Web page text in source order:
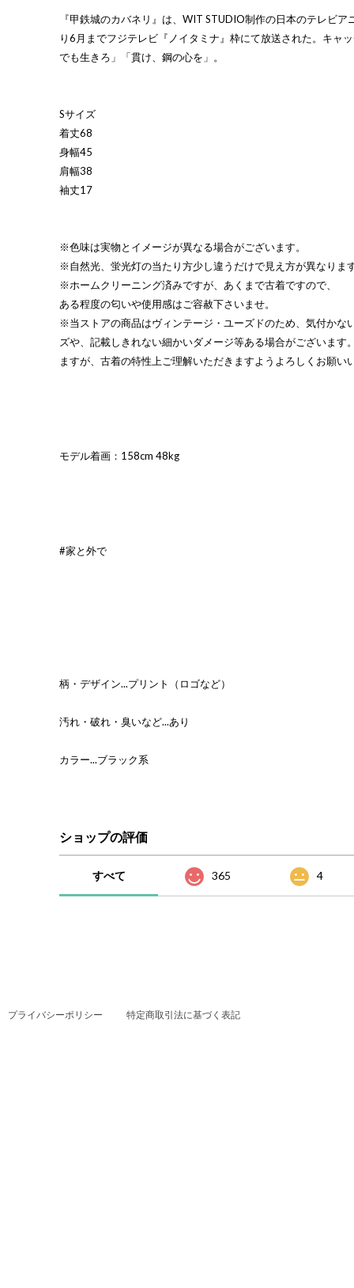
『甲鉄城のカバネリ』は、WIT STUDIO制作の日本のテレビ
り6月までフジテレビ『ノイタミナ』枠にて放送された。キャ
でも生きろ」「貫け、鋼の心を」。
Sサイズ
着丈68
身幅45
肩幅38
袖丈17
※色味は実物とイメージが異なる場合がございます。
※自然光、蛍光灯の当たり方少し違うだけで見え方が異なりま
※ホームクリーニング済みですが、あくまで古着ですので、
ある程度の匂いや使用感はご容赦下さいませ。
※当ストアの商品はヴィンテージ・ユーズドのため、気付かな
ズや、記載しきれない細かいダメージ等ある場合がございます
ますが、古着の特性上ご理解いただきますようよろしくお願い
モデル着画：158cm 48kg
#家と外で
柄・デザイン...プリント（ロゴなど）
汚れ・破れ・臭いなど...あり
カラー...ブラック系
ショップの評価
すべて 365 4
プライバシーポリシー 特定商取引法に基づく表記